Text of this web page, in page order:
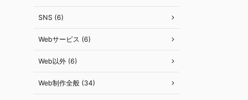
SNS (6)
Webサービス (6)
Web以外 (6)
Web制作全般 (34)